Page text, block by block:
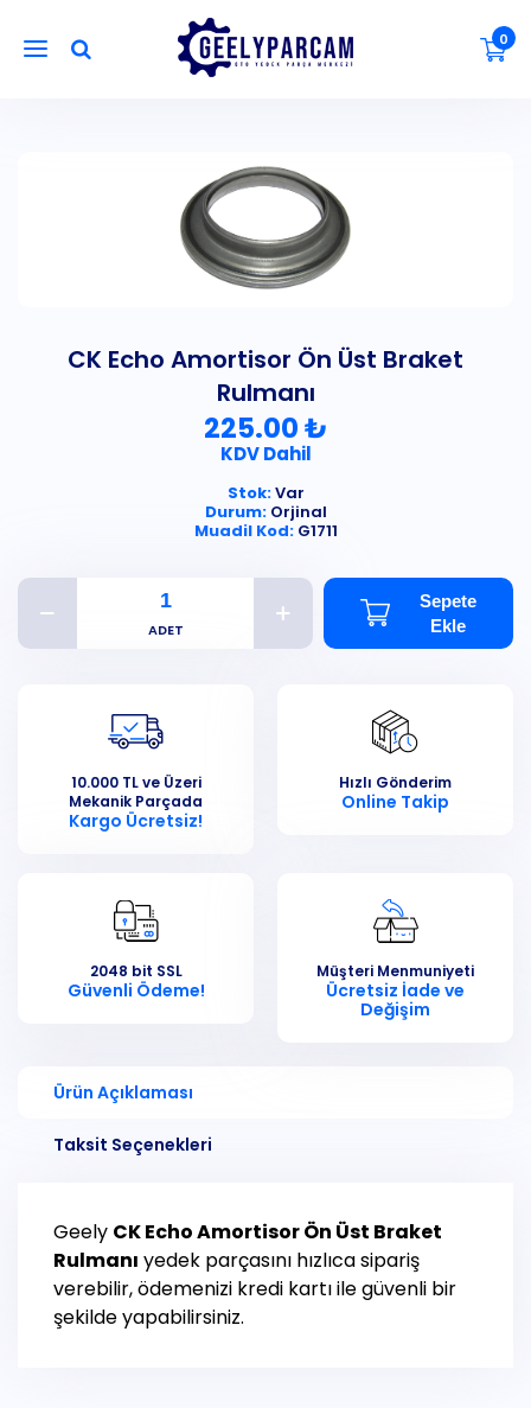
0
CK Echo Amortisor Ön Üst Braket
Rulmanı
225.00 ₺
KDV Dahil
Stok:Var
Durum:Orjinal
Muadil Kod:G1711
Sepete
Ekle
10.000 TL ve Üzeri
Mekanik Parçada
Kargo Ücretsiz!
Hızlı Gönderim
Online Takip
2048 bit SSL
Güvenli Ödeme!
Müşteri Menmuniyeti
Ücretsiz İade ve
Değişim
Ürün Açıklaması
Taksit Seçenekleri
Geely CK EchoAmortisor Ön Üst Braket
Rulmanı yedek parçasını hızlıca sipariş
verebilir, ödemenizi kredi kartı ile güvenli bir
şekilde yapabilirsiniz.